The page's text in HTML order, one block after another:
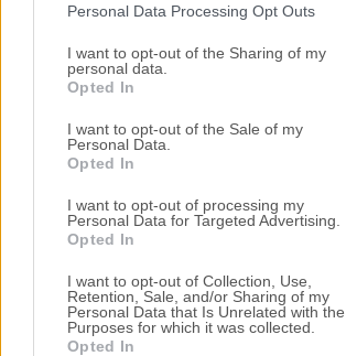
services and may gather and store
not limited to your visit or usage behaviour.
grant or deny consent to Google and its
use your data for below specified purposes
consent section.
Personal Data Processing Opt Outs
I want to opt-out of the Sharing of my
personal data.
Opted In
I want to opt-out of the Sale of my
Personal Data.
Opted In
I want to opt-out of processing my
Personal Data for Targeted Advertising.
Opted In
I want to opt-out of Collection, Use,
Retention, Sale, and/or Sharing of my
Personal Data that Is Unrelated with the
Purposes for which it was collected.
Opted In
Αποθήκη 20 τ.μ.
Θέση Λειβαδάκια, Πλακιάς, Μύρθιος,
Πρώτη Προσφορά:
6.400 €
Αποθηκεύστε την αναζήτησή σας για
Αποθήκευση